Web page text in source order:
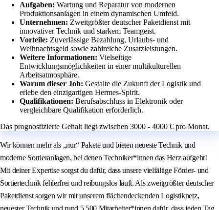
Aufgaben: Wartung und Reparatur von modernen
Produktionsanlagen in einem dynamischen Umfeld.
Unternehmen: Zweitgrößter deutscher Paketdienst mit
innovativer Technik und starkem Teamgeist.
Vorteile: Zuverlässige Bezahlung, Urlaubs- und
Weihnachtsgeld sowie zahlreiche Zusatzleistungen.
Weitere Informationen: Vielseitige
Entwicklungsmöglichkeiten in einer multikulturellen
Arbeitsatmosphäre.
Warum dieser Job: Gestalte die Zukunft der Logistik und
erlebe den einzigartigen Hermes-Spirit.
Qualifikationen: Berufsabschluss in Elektronik oder
vergleichbare Qualifikation erforderlich.
Das prognostizierte Gehalt liegt zwischen 3000 - 4000 € pro Monat.
Wir können mehr als „nur“ Pakete und bieten neueste Technik und
moderne Sortieranlagen, bei denen Techniker*innen das Herz aufgeht!
Mit deiner Expertise sorgst du dafür, dass unsere vielfältige Förder- und
Sortiertechnik fehlerfrei und reibungslos läuft. Als zweitgrößter deutscher
Paketdienst sorgen wir mit unserem flächendeckenden Logistiknetz,